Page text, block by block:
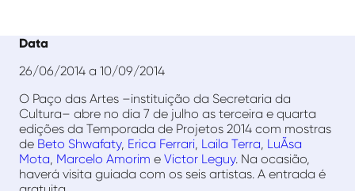
Data
26/06/2014 a 10/09/2014
O Paço das Artes –instituição da Secretaria da
Cultura– abre no dia 7 de julho as terceira e quarta
edições da Temporada de Projetos 2014 com mostras
de Beto Shwafaty, Erica Ferrari, Laila Terra, LuÃ­sa
Mota, Marcelo Amorim e Victor Leguy. Na ocasião,
haverá visita guiada com os seis artistas. A entrada é